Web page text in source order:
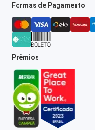
Formas de Pagamento
Prêmios